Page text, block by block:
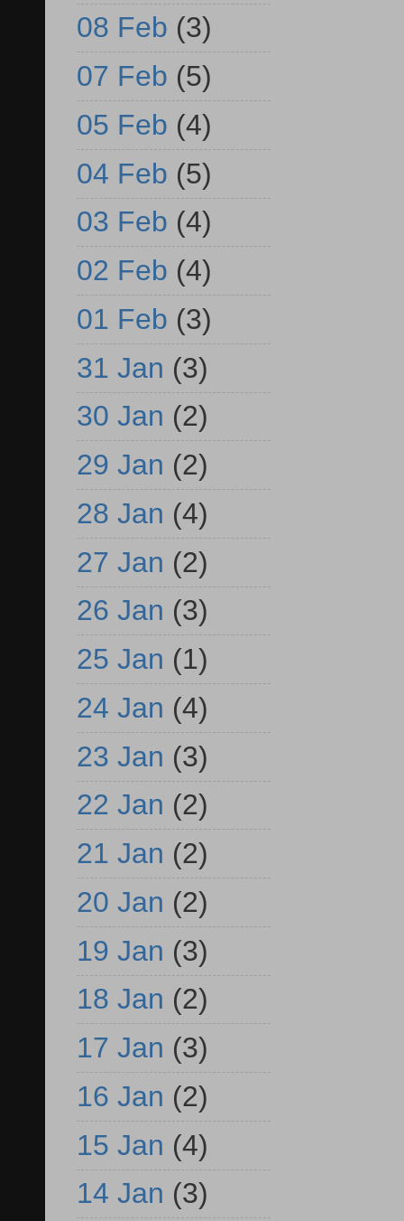
08 Feb (3)
07 Feb (5)
05 Feb (4)
04 Feb (5)
03 Feb (4)
02 Feb (4)
01 Feb (3)
31 Jan (3)
30 Jan (2)
29 Jan (2)
28 Jan (4)
27 Jan (2)
26 Jan (3)
25 Jan (1)
24 Jan (4)
23 Jan (3)
22 Jan (2)
21 Jan (2)
20 Jan (2)
19 Jan (3)
18 Jan (2)
17 Jan (3)
16 Jan (2)
15 Jan (4)
14 Jan (3)